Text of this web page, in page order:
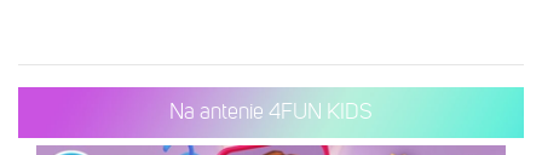
Na antenie 4FUN KIDS